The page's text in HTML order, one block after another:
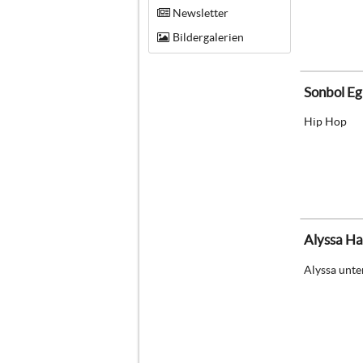
Newsletter
Bildergalerien
Sonbol
Hip Hop
Alyssa
Alyssa